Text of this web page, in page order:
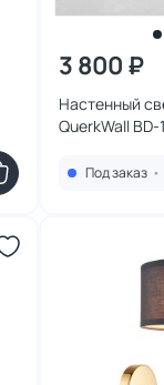
3 800 ₽
Настенный
QuerkWall BD-
Под заказ •